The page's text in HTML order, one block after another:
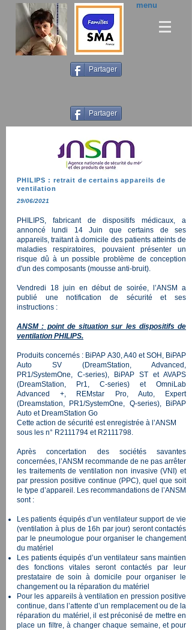
menu
Partager
Partager
PHILIPS : retrait de certains appareils de
ventilation
29/06/2021
PHILIPS, fabricant de dispositifs médicaux, a
annoncé lundi 14 Juin que certains de ses
appareils, traitant à domicile des patients atteints de
maladies respiratoires, pouvaient présenter un
risque dû à un possible problème de conception
d'un des composants (mousse anti-bruit).
Vendredi 18 juin en début de soirée, l’ANSM a
publié une notification de sécurité et ses
instructions :
ANSM : point de situation sur les dispositifs de
ventilation PHILIPS.
Produits concernés : BiPAP A30, A40 et SOH, BiPAP
Auto SV (DreamStation, Advanced,
PR1/SystemOne, C-series), BiPAP ST et AVAPS
(DreamStation, Pr1, C-series) et OmniLab
Advanced +, REMstar Pro, Auto, Expert
(Dreamstation, PR1/SystemOne, Q-series), BiPAP
Auto et DreamStation Go
Cette action de sécurité est enregistrée à l’ANSM
sous les n° R2111794 et R2111798.
Après concertation des sociétés savantes
concernées, l’ANSM recommande de ne pas arrêter
les traitements de ventilation non invasive (VNI) et
par pression positive continue (PPC), quel que soit
le type d’appareil. Les recommandations de l’ANSM
sont :
Les patients équipés d’un ventilateur support de vie
(ventilation à plus de 16h par jour) seront contactés
par le pneumologue pour organiser le changement
du matériel
Les patients équipés d’un ventilateur sans maintien
des fonctions vitales seront contactés par leur
prestataire de soin à domicile pour organiser le
changement ou la réparation du matériel
Pour les appareils à ventilation en pression positive
continue, dans l’attente d’un remplacement ou de la
réparation du matériel, il est préconisé de mettre en
place un filtre, à changer chaque semaine, et pour